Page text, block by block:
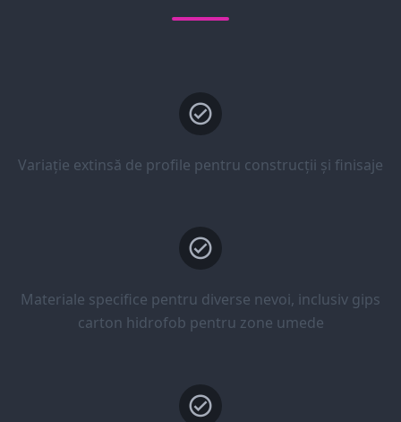
Variație extinsă de profile pentru construcții și finisaje
Materiale specifice pentru diverse nevoi, inclusiv gips
carton hidrofob pentru zone umede